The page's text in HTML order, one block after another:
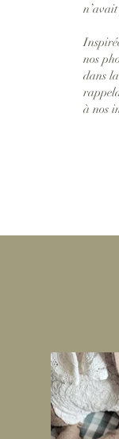
n’avait
nos
dans
à nos